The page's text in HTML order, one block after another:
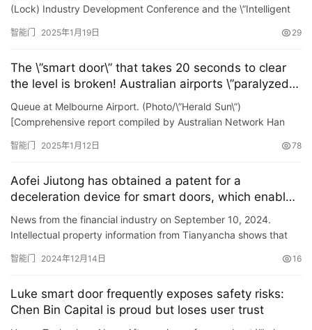
(Lock) Industry Development Conference and the \”Intelligent
智能门 2025年1月19日 29
The \”smart door\” that takes 20 seconds to clear
the level is broken! Australian airports \”paralyzed\”
again
Queue at Melbourne Airport. (Photo/\”Herald Sun\”)
[Comprehensive report compiled by Australian Network Han
智能门 2025年1月12日 78
Aofei Jiutong has obtained a patent for a
deceleration device for smart doors, which enables
the power structure required to automatically open
hinged doors without hinges.
News from the financial industry on September 10, 2024.
Intellectual property information from Tianyancha shows that
…
智能门 2024年12月14日 16
Luke smart door frequently exposes safety risks:
Chen Bin Capital is proud but loses user trust